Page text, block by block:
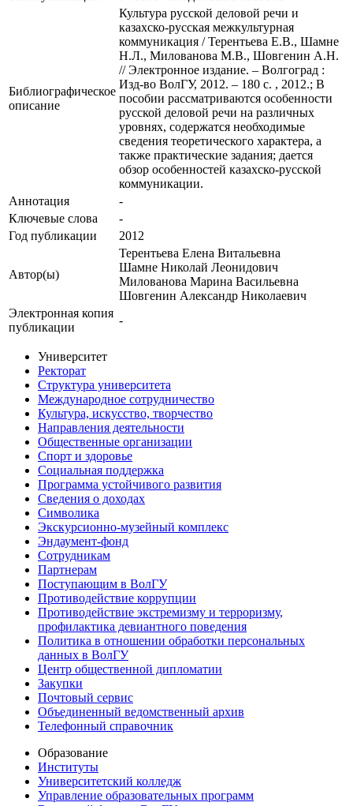
Библиографическое
описание
Культура русской деловой речи и
казахско-русская межкультурная
коммуникация / Терентьева Е.В., Шамне
Н.Л., Милованова М.В., Шовгенин А.Н.
// Электронное издание. – Волгоград :
Изд-во ВолГУ, 2012. – 180 с. , 2012.; В
пособии рассматриваются особенности
русской деловой речи на различных
уровнях, содержатся необходимые
сведения теоретического характера, а
также практические задания; дается
обзор особенностей казахско-русской
коммуникации.
Аннотация
-
Ключевые cлова
-
Год публикации
2012
Автор(ы)
Терентьева Елена Витальевна
Шамне Николай Леонидович
Милованова Марина Васильевна
Шовгенин Александр Николаевич
Электронная копия
публикации
-
Университет
Ректорат
Структура университета
Международное сотрудничество
Культура, искусство, творчество
Направления деятельности
Общественные организации
Спорт и здоровье
Социальная поддержка
Программа устойчивого развития
Сведения о доходах
Символика
Экскурсионно-музейный комплекс
Эндаумент-фонд
Сотрудникам
Партнерам
Поступающим в ВолГУ
Противодействие коррупции
Противодействие экстремизму и терроризму,
профилактика девиантного поведения
Политика в отношении обработки персональных
данных в ВолГУ
Центр общественной дипломатии
Закупки
Почтовый сервис
Объединенный ведомственный архив
Телефонный справочник
Образование
Институты
Университетский колледж
Управление образовательных программ